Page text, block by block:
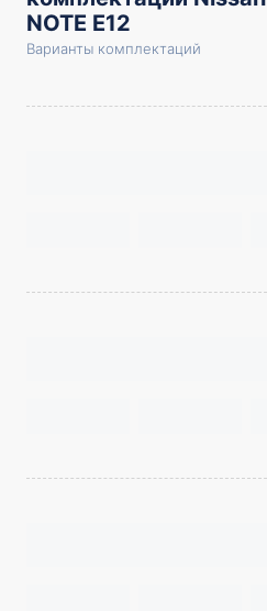
NOTE E12
Варианты комплектаций